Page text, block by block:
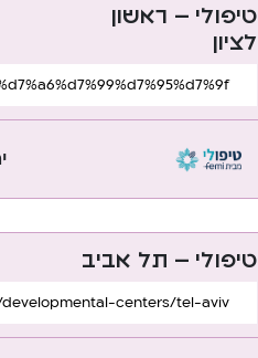
טיפולי – ראשון
לציון
טיפולי – תל אביב
centers/tel-aviv/